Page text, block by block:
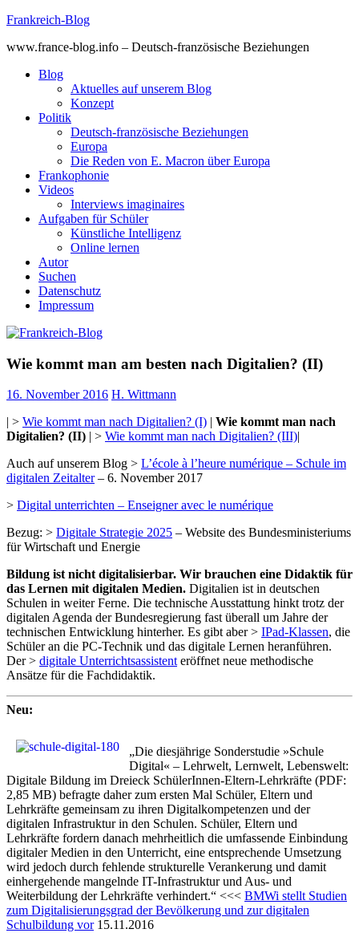
Skip
content
Frankreich-Blog
www.france-blog.info – Deutsch-französische Beziehungen
Blog
Aktuelles auf unserem Blog
Konzept
Politik
Deutsch-französische Beziehungen
Europa
Die Reden von E. Macron über Europa
Frankophonie
Videos
Interviews imaginaires
Aufgaben für Schüler
Künstliche Intelligenz
Online lernen
Autor
Suchen
Datenschutz
Impressum
Wie kommt man am besten nach Digitalien? (II)
16. November 2016 H. Wittmann
| > Wie kommt man nach Digitalien? (I) | Wie kommt man nach
Digitalien? (II) | > Wie kommt man nach Digitalien? (III)|
Auch auf unserem Blog > L’école à l’heure numérique – Schule im
digitalen Zeitalter– 6. November 2017
> Digital unterrichten – Enseigner avec le numérique
Bezug: > Digitale Strategie 2025 – Website des Bundesministeriums
für Wirtschaft und Energie
Bildung ist nicht digitalisierbar. Wir brauchen eine Didaktik für
das Lernen mit digitalen Medien. Digitalien ist in deutschen
Schulen in weiter Ferne. Die technische Ausstattung hinkt trotz der
digitalen Agenda der Bundesregierung fast überall um Jahre der
technischen Entwicklung hinterher. Es gibt aber > IPad-Klassen, die
Schüler an die PC-Technik und das digitale Lernen heranführen.
Der > digitale Unterrichtsassistenteröffnet neue methodische
Ansätze für die Fachdidaktik.
Neu:
„Die diesjährige Sonderstudie »Schule
Digital« – Lehrwelt, Lernwelt, Lebenswelt:
Digitale Bildung im Dreieck SchülerInnen-Eltern-Lehrkräfte (PDF:
2,85 MB) befragte daher zum ersten Mal Schüler, Eltern und
Lehrkräfte gemeinsam zu ihren Digitalkompetenzen und der
digitalen Infrastruktur in den Schulen. Schüler, Eltern und
Lehrkräfte fordern danach mehrheitlich die umfassende Einbindung
digitaler Medien in den Unterricht, eine entsprechende Umsetzung
wird jedoch durch fehlende strukturelle Verankerung und damit
einhergehende mangelnde IT-Infrastruktur und Aus- und
Weiterbildung der Lehrkräfte verhindert.“ <<< BMWi stellt Studien
zum Digitalisierungsgrad der Bevölkerung und zur digitalen
Schulbildung vor15.11.2016